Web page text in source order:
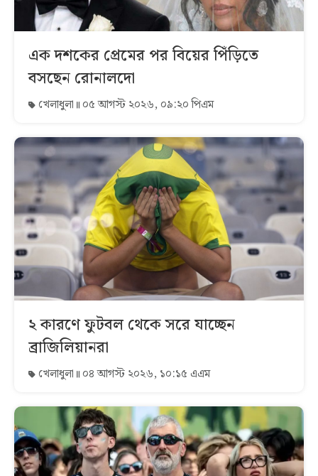
এক দশকের প্রেমের পর বিয়ের পিঁড়িতে
বসছেন রোনালদো
খেলাধুলা ০৫ আগস্ট ২০২৬, ০৯:২০ পিএম
২ কারণে ফুটবল থেকে সরে যাচ্ছেন
ব্রাজিলিয়ানরা
খেলাধুলা ০৪ আগস্ট ২০২৬, ১০:১৫ এএম